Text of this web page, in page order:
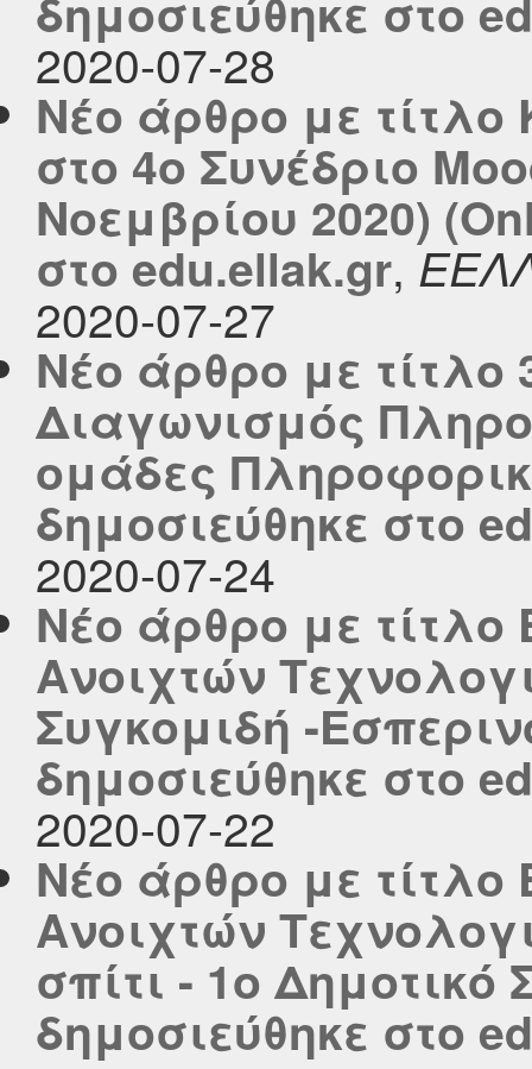
2020-07-28
Νέο άρθρο με
στο 4ο Συνέδριο
Νοεμβρίου 2020)
στο edu.ellak.gr,
2020-07-27
Νέο άρθρο με
Διαγωνισμός
ομάδες
δημοσιεύθηκε στο
2020-07-24
Νέο άρθρο με
Ανοιχτών
Συγκομιδή -
δημοσιεύθηκε στο
2020-07-22
Νέο άρθρο με
Ανοιχτών
σπίτι - 1ο
δημοσιεύθηκε στο